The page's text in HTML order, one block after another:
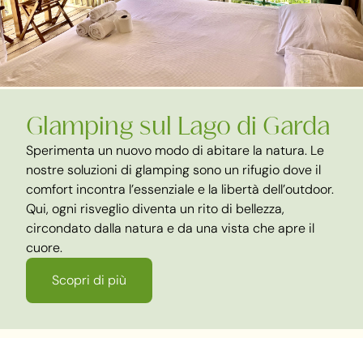
Glamping sul Lago di Garda
Sperimenta un nuovo modo di abitare la natura. Le
nostre soluzioni di glamping sono un rifugio dove il
comfort incontra l’essenziale e la libertà dell’outdoor.
Qui, ogni risveglio diventa un rito di bellezza,
circondato dalla natura e da una vista che apre il
cuore.
Scopri di più